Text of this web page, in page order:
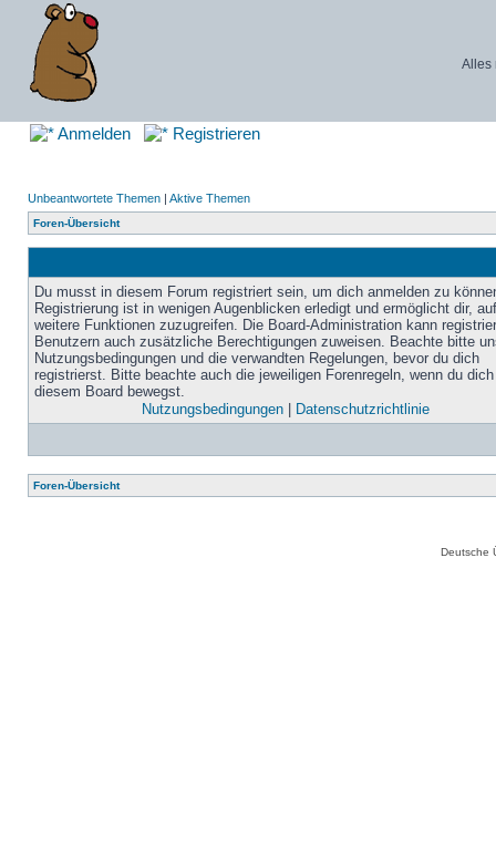
Alles
Anmelden Registrieren
Unbeantwortete Themen | Aktive Themen
Foren-Übersicht
Du musst in diesem Forum registriert sein, um dich anmelden zu
Registrierung ist in wenigen Augenblicken erledigt und ermöglicht dir, auf
weitere Funktionen zuzugreifen. Die Board-Administration kann
Benutzern auch zusätzliche Berechtigungen zuweisen. Beachte bitte
Nutzungsbedingungen und die verwandten Regelungen, bevor du dich
registrierst. Bitte beachte auch die jeweiligen Forenregeln, wenn du
diesem Board bewegst.
Nutzungsbedingungen| Datenschutzrichtlinie
Foren-Übersicht
Deutsche